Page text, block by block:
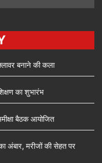
बनाने की कला
का शुभारंभ
बैठक आयोजित
अंबार, मरीजों की सेहत पर